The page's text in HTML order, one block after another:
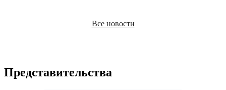
Все новости
Представительства